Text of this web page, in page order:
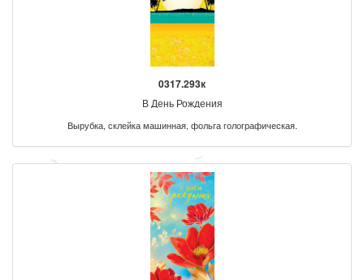
0317.293к
В День Рождения
Вырубка, склейка машинная, фольга голографическая.